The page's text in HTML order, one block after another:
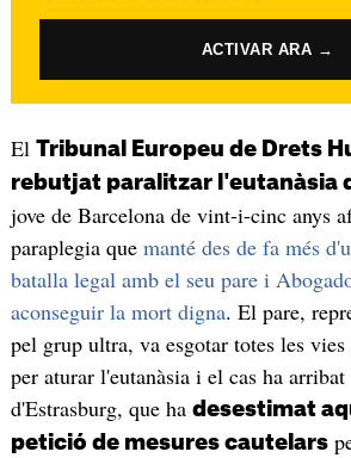
ACTIVAR ARA →
El Tribunal Europeu de Drets
rebutjat paralitzar l'eutanàsia
jove de Barcelona de vint-i-cinc anys
paraplegia que manté des de fa més
batalla legal amb el seu pare i
aconseguir la mort digna. El pare,
pel grup ultra, va esgotar totes les vies
per aturar l'eutanàsia i el cas ha
d'Estrasburg, que ha desestimat
petició de mesures cautelars